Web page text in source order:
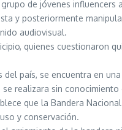
de jóvenes
y posteriormente
audiovisual.
quienes cuestionaron
país, se encuentra en
realizara sin
que la Bandera
y conservación.